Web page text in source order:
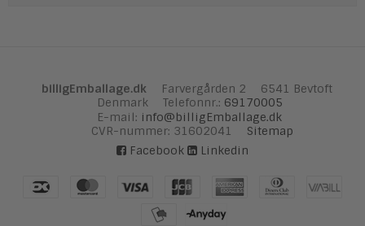
billigEmballage.dk Farvergården 2
6541 Bevtoft
Denmark
Telefonnr.: 69170005
E-mail: info@billigEmballage.dk
CVR-nummer: 31602041
Sitemap
Facebook
Linkedin